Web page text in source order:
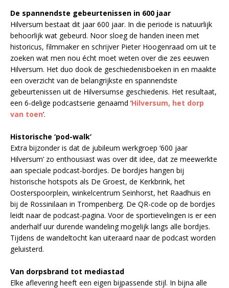
De spannendste gebeurtenissen in 600 jaar
Hilversum bestaat dit jaar 600 jaar. In die periode is natuurlijk
behoorlijk wat gebeurd. Noor sloeg de handen ineen met
historicus, filmmaker en schrijver Pieter Hoogenraad om uit te
zoeken wat men nou écht moet weten over die zes eeuwen
Hilversum. Het duo dook de geschiedenisboeken in en maakte
een overzicht van de belangrijkste en spannendste
gebeurtenissen uit de Hilversumse geschiedenis. Het resultaat,
een 6-delige podcastserie genaamd ‘Hilversum, het dorp
van toen‘.
Historische ‘pod-walk’
Extra bijzonder is dat de jubileum werkgroep ‘600 jaar
Hilversum’ zo enthousiast was over dit idee, dat ze meewerkte
aan speciale podcast-bordjes. De bordjes hangen bij
historische hotspots als De Groest, de Kerkbrink, het
Oosterspoorplein, winkelcentrum Seinhorst, het Raadhuis en
bij de Rossinilaan in Trompenberg. De QR-code op de bordjes
leidt naar de podcast-pagina. Voor de sportievelingen is er een
anderhalf uur durende wandeling mogelijk langs alle bordjes.
Tijdens de wandeltocht kan uiteraard naar de podcast worden
geluisterd.
Van dorpsbrand tot mediastad
Elke aflevering heeft een eigen bijpassende stijl. In bijna alle